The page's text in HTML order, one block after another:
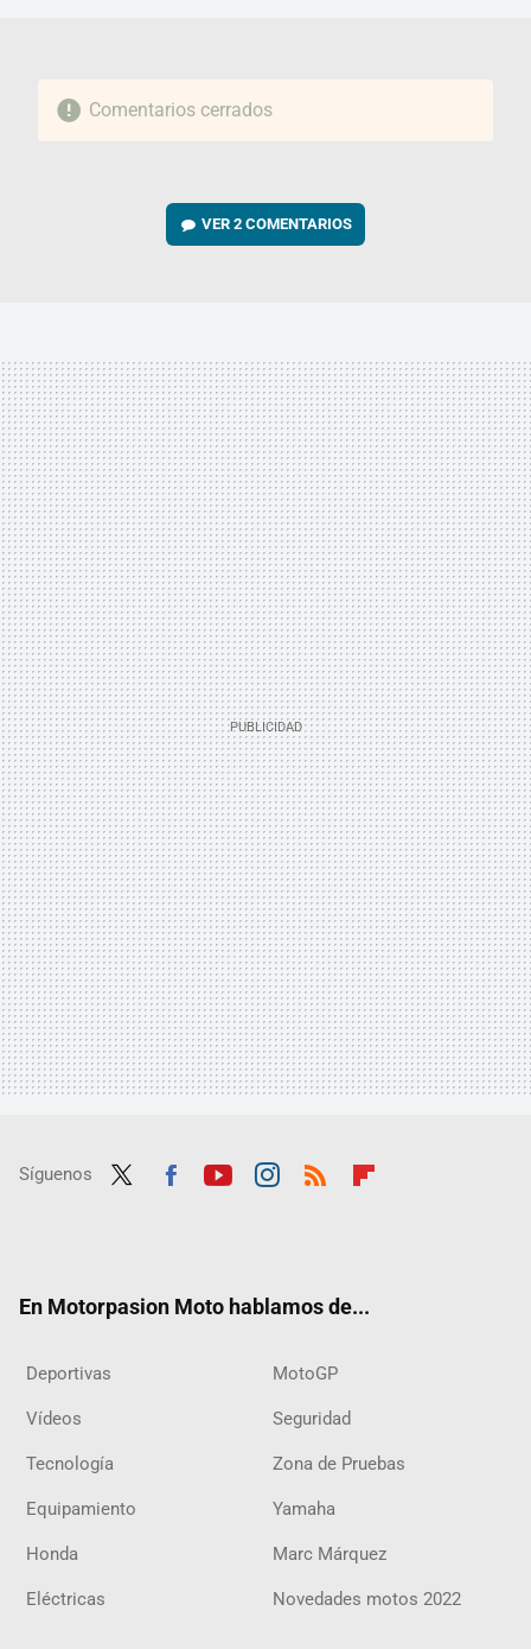
Comentarios cerrados
VER2 COMENTARIOS
Síguenos
En Motorpasion Moto hablamos de...
Deportivas MotoGP
Vídeos Seguridad
Tecnología Zona de Pruebas
Equipamiento Yamaha
Honda Marc Márquez
Eléctricas Novedades motos 2022